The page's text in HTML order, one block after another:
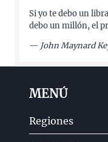
Si yo te debo un
debo un millón, el
— John Maynard
MENÚ
Regiones